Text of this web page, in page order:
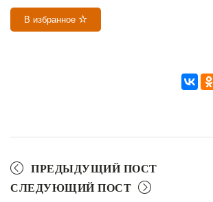
В избранное
ПРЕДЫДУЩИЙ ПОСТ
СЛЕДУЮЩИЙ ПОСТ